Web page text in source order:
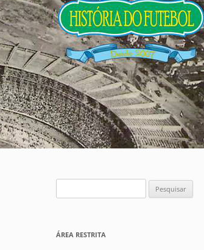
por:
ÁREA RESTRITA